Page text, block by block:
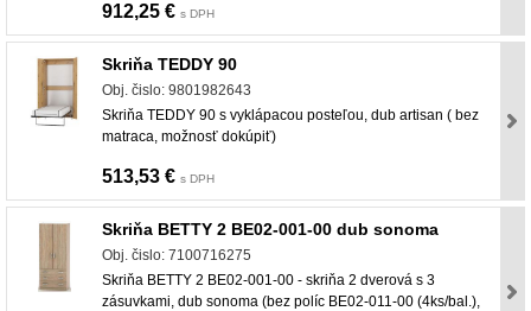
912,25 € s DPH
Skriňa TEDDY 90
Obj. čislo: 9801982643
Skriňa TEDDY 90 s vyklápacou posteľou, dub artisan ( bez
matraca, možnosť dokúpiť)
513,53 € s DPH
Skriňa BETTY 2 BE02-001-00 dub sonoma
Obj. čislo: 7100716275
Skriňa BETTY 2 BE02-001-00 - skriňa 2 dverová s 3
zásuvkami, dub sonoma (bez políc BE02-011-00 (4ks/bal.),